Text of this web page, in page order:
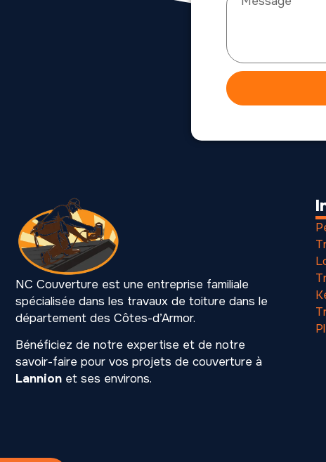
NC Couverture est une entreprise familiale
spécialisée dans les travaux de toiture dans le
département des Côtes-d’Armor.
Bénéficiez de notre expertise et de notre
savoir-faire pour vos projets de couverture à
Lannion et ses environs.